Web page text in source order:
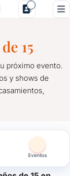
y Tres
15
próximo evento.
y shows de
Eventos
Tres
próximo evento.
inolvidables,